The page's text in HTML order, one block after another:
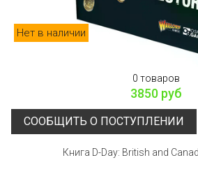
Нет в наличии
0 товаров
3850 руб
СООБЩИТЬ О ПОСТУПЛЕНИИ
Книга D-Day: British and